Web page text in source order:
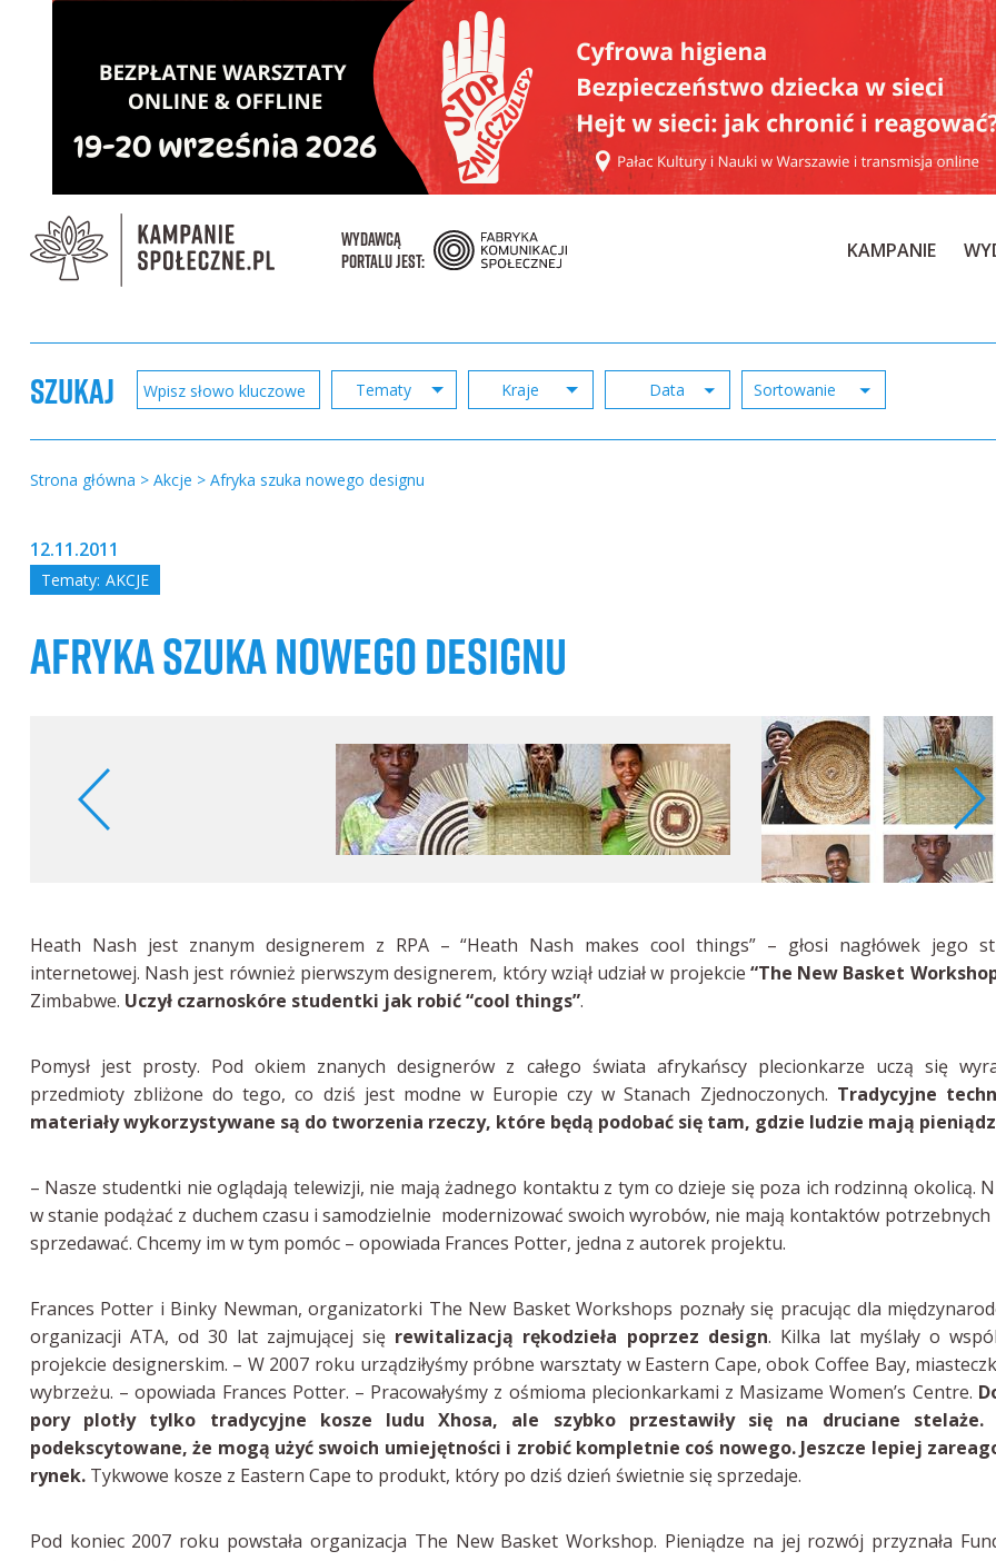
WYDAWCĄ
PORTALU JEST:
KAMPANIE
SZUKAJ Tematy Kraje
Strona główna > Akcje > Afryka szuka nowego designu
12.11.2011
Tematy: AKCJE
AFRYKA SZUKA NOWEGO DESIGNU
Heath Nash jest znanym designerem z RPA – “Heath Nash makes cool things” – głosi nagłówek jego
internetowej. Nash jest również pierwszym designerem, który wziął udział w projekcie “The New Basket
Zimbabwe. Uczył czarnoskóre studentki jak robić “cool things”.
Pomysł jest prosty. Pod okiem znanych designerów z całego świata afrykańscy plecionkarze uczą się
przedmioty zbliżone do tego, co dziś jest modne w Europie czy w Stanach Zjednoczonych. Tradycyjne
materiały wykorzystywane są do tworzenia rzeczy, które będą podobać się tam, gdzie ludzie mają
– Nasze studentki nie oglądają telewizji, nie mają żadnego kontaktu z tym co dzieje się poza ich rodzinną okolicą.
w stanie podążać z duchem czasu i samodzielnie modernizować swoich wyrobów, nie mają kontaktów potrzebnych
sprzedawać. Chcemy im w tym pomóc – opowiada Frances Potter, jedna z autorek projektu.
Frances Potter i Binky Newman, organizatorki The New Basket Workshops poznały się pracując dla
organizacji ATA, od 30 lat zajmującej się rewitalizacją rękodzieła poprzez design. Kilka lat myślały o
projekcie designerskim. – W 2007 roku urządziłyśmy próbne warsztaty w Eastern Cape, obok Coffee Bay,
wybrzeżu. – opowiada Frances Potter. – Pracowałyśmy z ośmioma plecionkarkami z Masizame Women’s Centre.
pory plotły tylko tradycyjne kosze ludu Xhosa, ale szybko przestawiły się na druciane stelaże.
podekscytowane, że mogą użyć swoich umiejętności i zrobić kompletnie coś nowego. Jeszcze lepiej
rynek.Tykwowe kosze z Eastern Cape to produkt, który po dziś dzień świetnie się sprzedaje.
Pod koniec 2007 roku powstała organizacja The New Basket Workshop. Pieniądze na jej rozwój przyznała